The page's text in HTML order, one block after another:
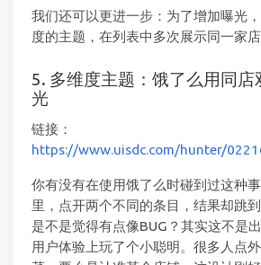
我们还可以更进一步：为了增加曝光
度的主题，在列表中多次展示同一家店
5. 多维度主题：饿了么用同店
光
链接：
https://www.uisdc.com/hunter/
你有没有在使用饿了么时碰到过这种
里，点开两个不同的条目，结果却跳到
是不是觉得有点像BUG？其实这不是
用户体验上玩了个小聪明。很多人点